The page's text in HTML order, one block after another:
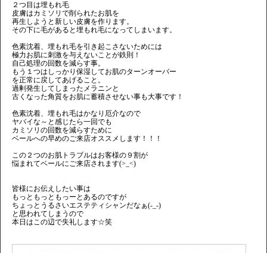
２つ目は埋もれ毛
皮膚はカミソリで削られたお肌を
再生しようと新しい皮膚を作ります。
その下に毛があると埋もれ毛になってしまいます。
色素沈着、埋もれ毛を引き起こさないためには
極力お肌に刺激を与えないことが鉄則！
自己処理の回数を減らす事。
もう１つはしっかり保湿してお肌のターンオーバー
を正常に戻してあげること。
過剰発生してしまったメラニンと
古くなった角質をお肌に蓄積させない事も大事です！
色素沈着、埋もれ毛はかなり厄介なので
ヤバイな～と感じたら一回でも
カミソリの回数を減らすために
ベールへの早めのご来店オススメします！！！
この２つのお肌トラブルはお客様の９割が
悩まれてベールにご来店されます(>_<)
皆様にお伝えしたい事は
もっともっともっーとあるのですが
ちょっとうるさいエステティシャンだなぁ(-_-)
と思われてしまうので
本日はこの辺で失礼します☆笑